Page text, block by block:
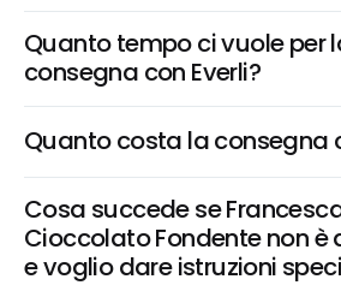
Quanto tempo ci vuole per
consegna con Everli?
Quanto costa la consegna
Cosa succede se
Cioccolato Fondente non è
e voglio dare istruzioni